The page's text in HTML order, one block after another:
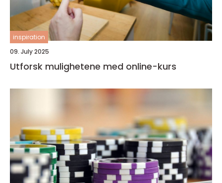
inspiration
09. July 2025
Utforsk mulighetene med online-kurs